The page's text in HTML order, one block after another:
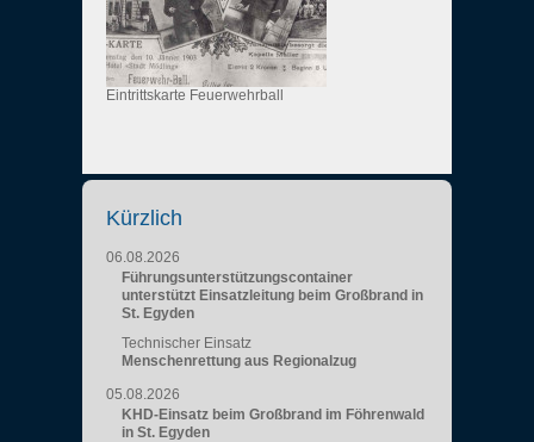
Eintrittskarte Feuerwehrball
Kürzlich
06.08.2026
Führungsunterstützungscontainer
unterstützt Einsatzleitung beim Großbrand in
St. Egyden
Technischer Einsatz
Menschenrettung aus Regionalzug
05.08.2026
KHD-Einsatz beim Großbrand im Föhrenwald
in St. Egyden